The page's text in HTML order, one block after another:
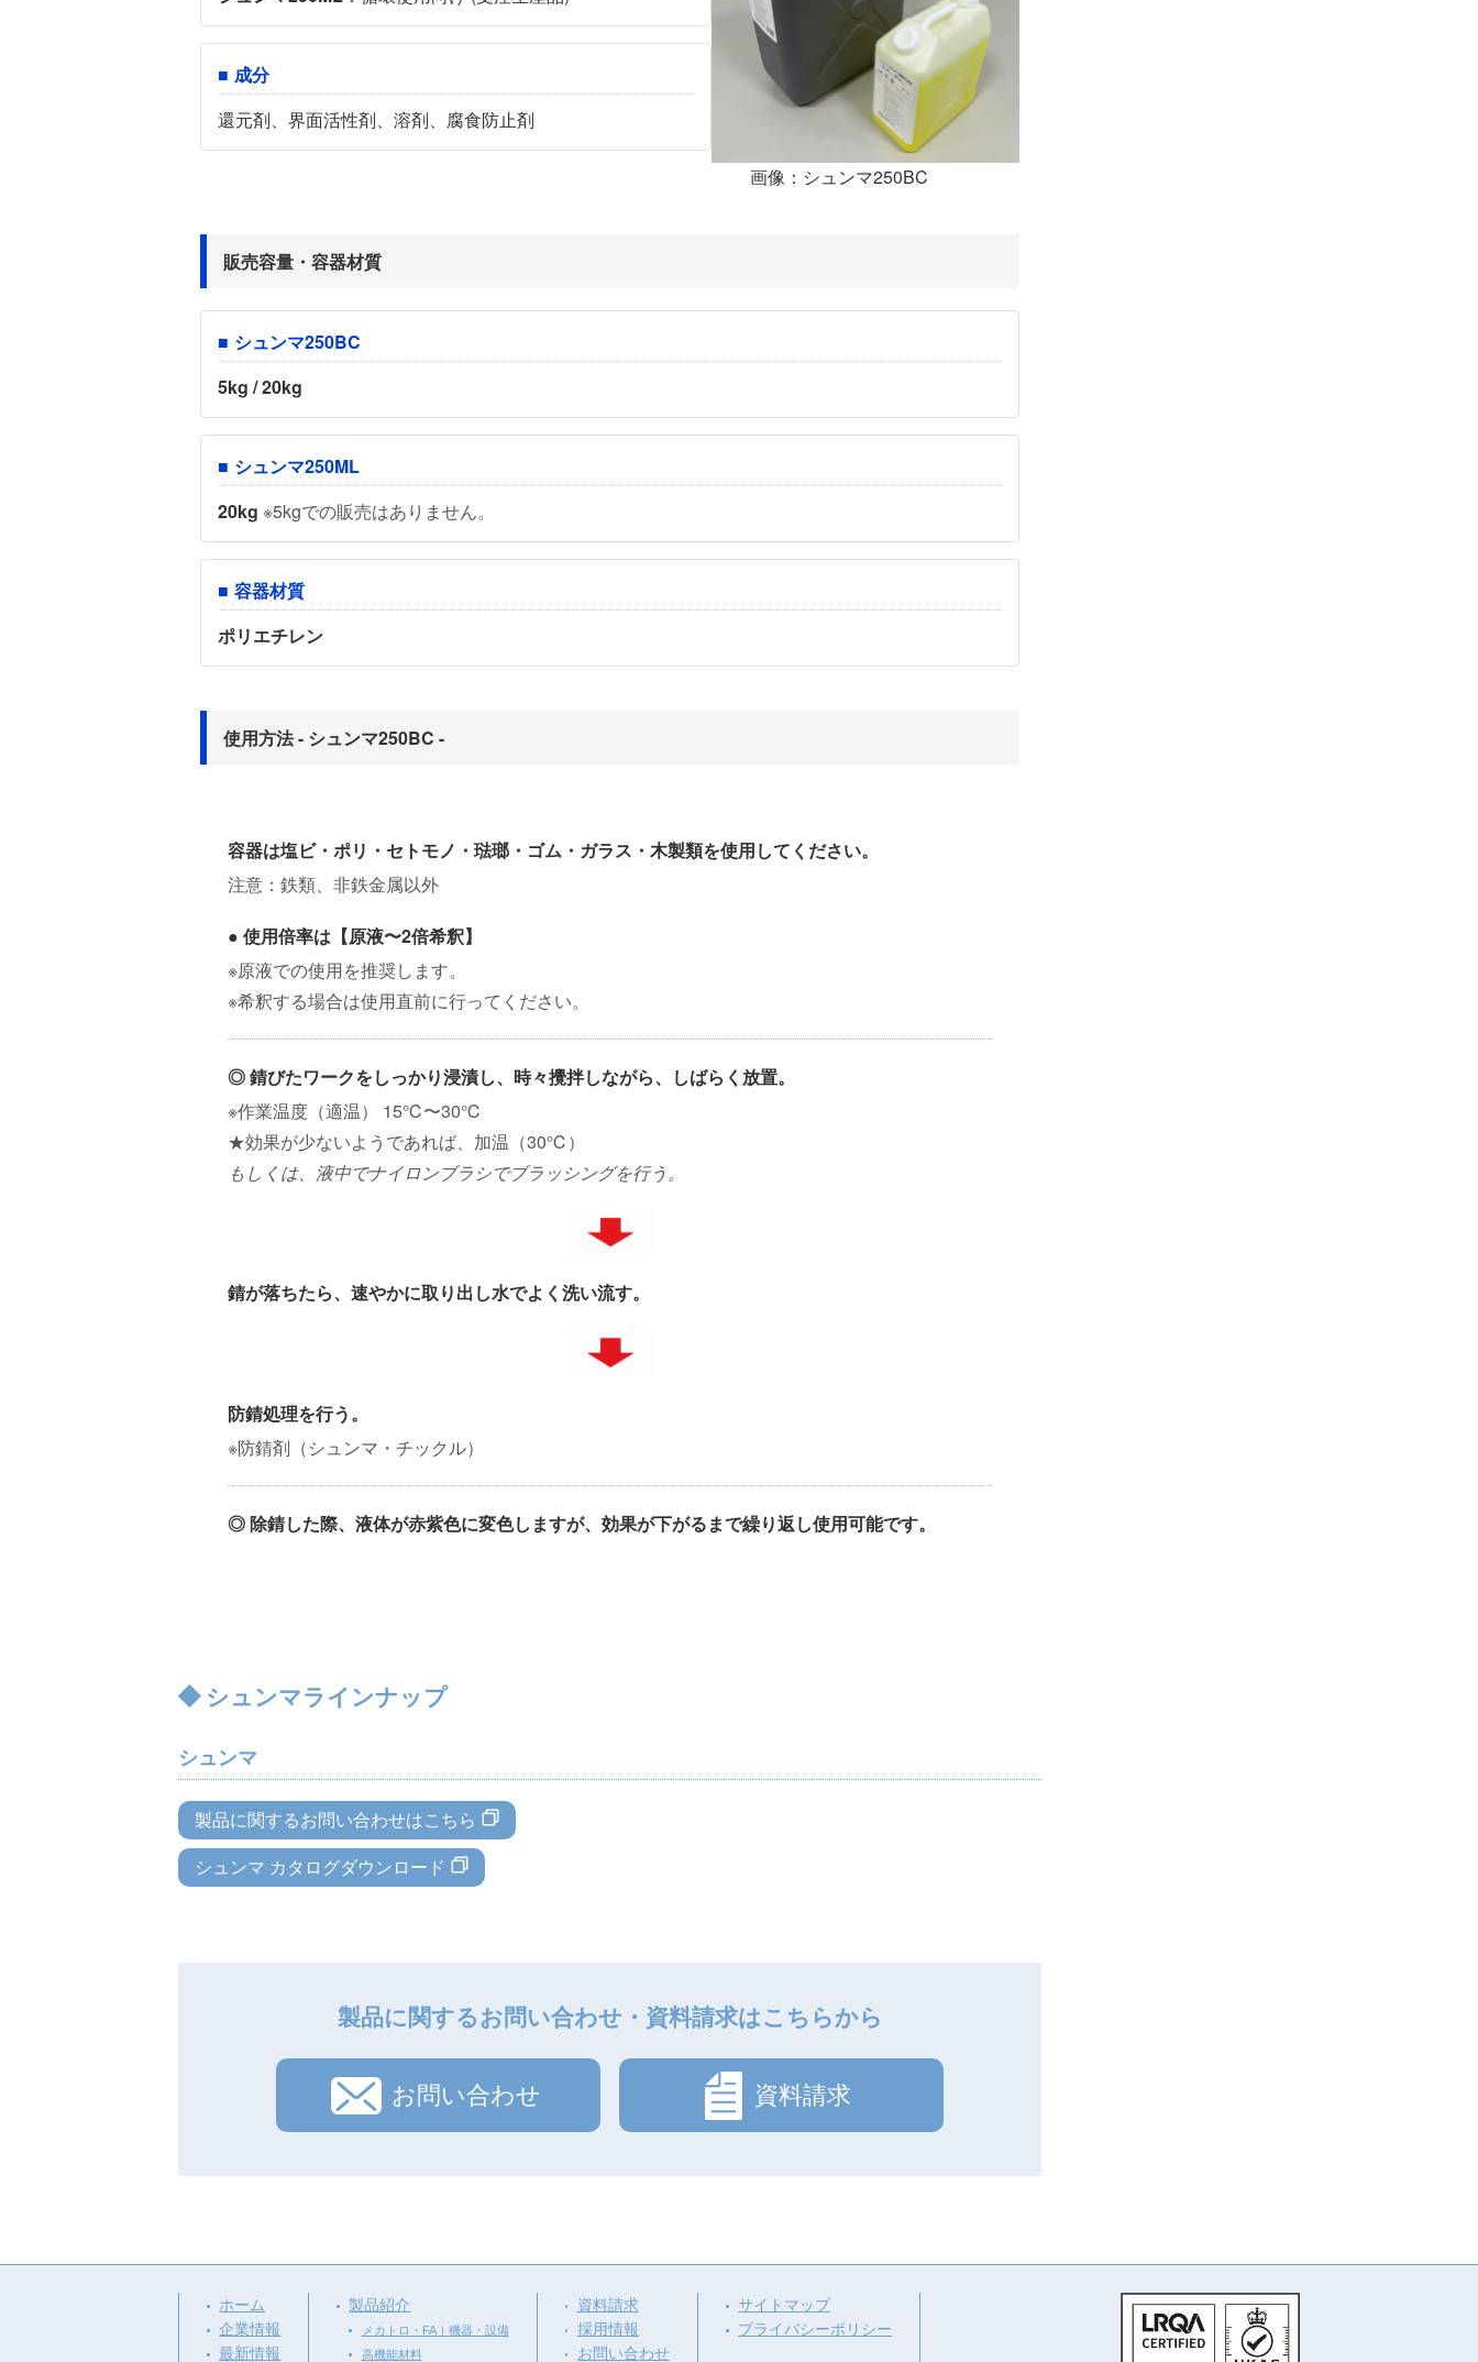
成分
還元剤、界面活性剤、溶剤、腐食防止剤
画像：シュンマ250BC
販売容量・容器材質
シュンマ250BC
5kg / 20kg
シュンマ250ML
20kg ※5kgでの販売はありません。
容器材質
ポリエチレン
使用方法 - シュンマ250BC -
容器は塩ビ・ポリ・セトモノ・琺瑯・ゴム・ガラス・木製類を使用してください。
注意：鉄類、非鉄金属以外
● 使用倍率は【原液〜2倍希釈】
※原液での使用を推奨します。
※希釈する場合は使用直前に行ってください。
◎ 錆びたワークをしっかり浸漬し、時々攪拌しながら、しばらく放置。
※作業温度（適温） 15℃〜30℃
★効果が少ないようであれば、加温（30℃）
もしくは、液中でナイロンブラシでブラッシングを行う。
錆が落ちたら、速やかに取り出し水でよく洗い流す。
防錆処理を行う。
※防錆剤（シュンマ・チックル）
◎ 除錆した際、液体が赤紫色に変色しますが、効果が下がるまで繰り返し使用可能です。
シュンマラインナップ
シュンマ
製品に関するお問い合わせはこちら
シュンマ カタログダウンロード
製品に関するお問い合わせ・資料請求はこちらから
お問い合わせ 資料請求
ホーム
企業情報
最新情報
製品紹介
メカトロ・FAｌ機器・設備
高機能材料
資料請求
採用情報
お問い合わせ
サイトマップ
プライバシーポリシー